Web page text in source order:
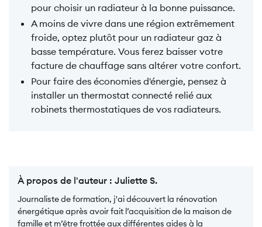
pour choisir un radiateur à la bonne puissance.
A moins de vivre dans une région extrêmement
froide, optez plutôt pour un radiateur gaz à
basse température. Vous ferez baisser votre
facture de chauffage sans altérer votre confort.
Pour faire des économies d'énergie, pensez à
installer un thermostat connecté relié aux
robinets thermostatiques de vos radiateurs.
À propos de l'auteur : Juliette S.
Journaliste de formation, j'ai découvert la rénovation
énergétique après avoir fait l’acquisition de la maison de
famille et m’être frottée aux différentes aides à la